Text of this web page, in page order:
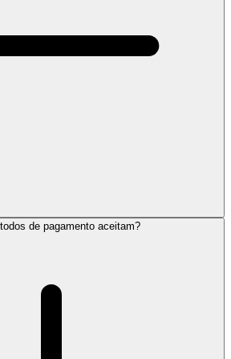
de pagamento aceitam?